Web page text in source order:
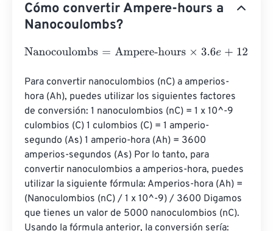
Cómo convertir Ampere-hours a
Nanocoulombs?
Nanocoulombs=Ampere-hours×3.6e +12
Para convertir nanoculombios (nC) a amperios-
hora (Ah), puedes utilizar los siguientes factores
de conversión: 1 nanoculombios (nC) = 1 x 10^-9
culombios (C) 1 culombios (C) = 1 amperio-
segundo (A·s) 1 amperio-hora (Ah) = 3600
amperios-segundos (A·s) Por lo tanto, para
convertir nanoculombios a amperios-hora, puedes
utilizar la siguiente fórmula: Amperios-hora (Ah) =
(Nanoculombios (nC) / 1 x 10^-9) / 3600 Digamos
que tienes un valor de 5000 nanoculombios (nC).
Usando la fórmula anterior, la conversión sería: